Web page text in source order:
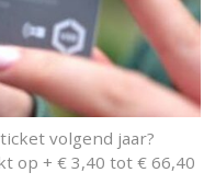
volgend jaar?
op + € 3,40 tot € 66,40